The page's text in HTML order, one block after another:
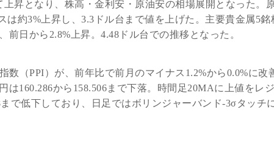
昇となり、株高・金利安・原油安の相場展開となった。
約3%上昇し、3.3ドル台まで値を上げた。主要貴金属5銘
日から2.8%上昇。4.48ドル台での推移となった。
（PPI）が、前年比で前月のマイナス1.2%から0.0%に改
160.286から158.506まで下落。時間足20MAに上値をレ
で低下しており、日足ではボリンジャーバンド-3σタッチ